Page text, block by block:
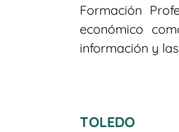
Formación
económico
información y
TOLEDO